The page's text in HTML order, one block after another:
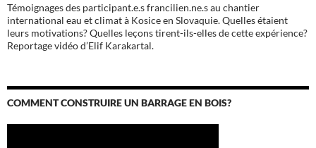
Témoignages des participant.e.s francilien.ne.s au chantier
international eau et climat à Kosice en Slovaquie. Quelles étaient
leurs motivations? Quelles leçons tirent-ils-elles de cette expérience?
Reportage vidéo d’Elif Karakartal.
COMMENT CONSTRUIRE UN BARRAGE EN BOIS?